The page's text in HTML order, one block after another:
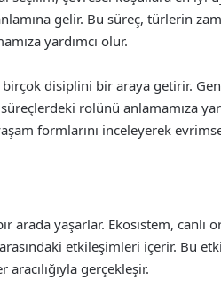
gelir. Bu süreç, türlerin
yardımcı olur.
disiplini bir araya getirir.
rolünü anlamamıza
formlarını inceleyerek
arada yaşarlar. Ekosistem, canlı
etkileşimleri içerir. Bu
gerçekleşir.